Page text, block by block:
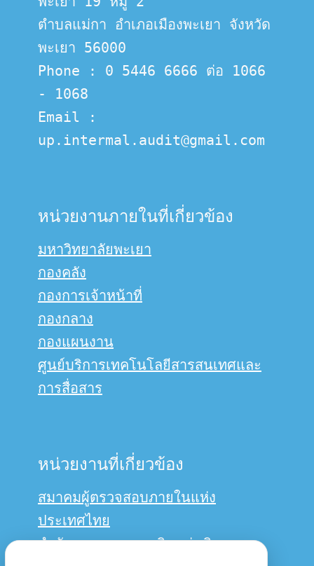
ตำบลแม่กา อำเภอเมืองพะเยา จังหวัด
พะเยา 56000
Phone : 0 5446 6666 ต่อ 1066
- 1068
Email :
up.intermal.audit@gmail.com
หน่วยงานภายในที่เกี่ยวข้อง
มหาวิทยาลัยพะเยา
กองคลัง
กองการเจ้าหน้าที่
กองกลาง
กองแผนงาน
ศูนย์บริการเทคโนโลยีสารสนเทศและ
การสื่อสาร
หน่วยงานที่เกี่ยวข้อง
สมาคมผู้ตรวจสอบภายในแห่ง
ประเทศไทย
สำนักงานการตรวจเงินแผ่นดิน